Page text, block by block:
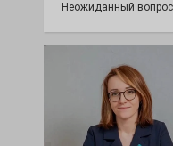
Неожиданный